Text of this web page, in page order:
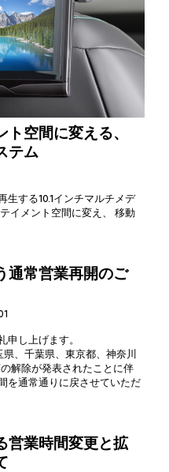
空間に変える、
テム
生する10.1インチマルチメデ
イメント空間に変え、 移動
通常営業再開のご
申し上げます。
、千葉県、東京都、神奈川
解除が発表されたことに伴
を通常通りに戻させていただ
営業時間変更と拡